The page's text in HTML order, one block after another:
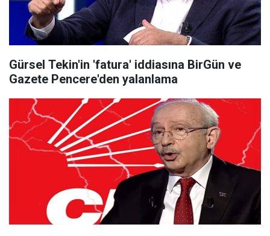
Gürsel Tekin'in 'fatura' iddiasına BirGün ve
Gazete Pencere'den yalanlama